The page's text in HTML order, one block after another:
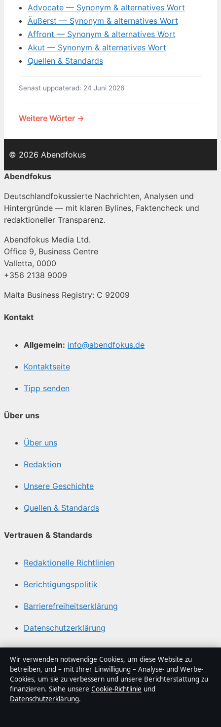
Advocate — Synonym & alternatives Wort
Äußerst — Synonym & alternatives Wort
Affront — Synonym & alternatives Wort
Akut — Synonym & alternatives Wort
Quellen & Standards
Senast uppdaterad: 24 Juni 2026
Weitere Wörter →
© 2026 Abendfokus
Abendfokus
Deutschlandfokussierte Nachrichten, Analysen und
Hintergründe — mit klaren Bylines, Faktencheck und
redaktioneller Transparenz.
Abendfokus Media Ltd.
Office 9, Business Centre
Valletta, 0000
+356 2138 9009
Malta Business Registry: C 92009
Kontakt
Allgemein: info@abendfokus.de
Kontaktseite
Tipp senden
Über uns
Über uns
Redaktion
Unsere Geschichte
Quellen & Standards
Vertrauen & Standards
Redaktionelle Richtlinien
Berichtigungspolitik
Barrierefreiheitserklärung
Datenschutzerklärung
Über Abendfokus in Kürze
Abendfokus ist ein unabhängiger digitaler
Nachrichtenanbieter mit Fokus auf Politik, Wirtschaft,
Technik und Gesellschaft in Deutschland. Jeder Artikel
Wir verwenden notwendige Cookies, um diese Website zu
betreiben, und – mit Ihrer Einwilligung – Analyse- und Werbe-
Cookies, um sie zu verbessern und unsere Berichterstattung zu
finanzieren. Siehe unsere Cookie-Richtlinie und
Datenschutzerklärung.